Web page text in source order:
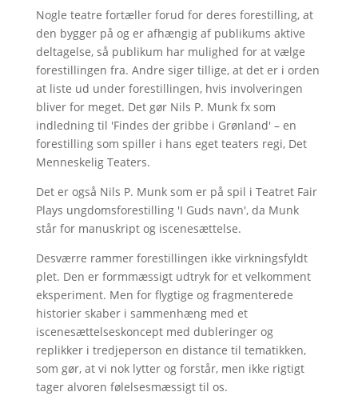
Nogle teatre fortæller forud for deres forestilling, at
den bygger på og er afhængig af publikums aktive
deltagelse, så publikum har mulighed for at vælge
forestillingen fra. Andre siger tillige, at det er i orden
at liste ud under forestillingen, hvis involveringen
bliver for meget. Det gør Nils P. Munk fx som
indledning til 'Findes der gribbe i Grønland' – en
forestilling som spiller i hans eget teaters regi, Det
Menneskelig Teaters.
Det er også Nils P. Munk som er på spil i Teatret Fair
Plays ungdomsforestilling 'I Guds navn', da Munk
står for manuskript og iscenesættelse.
Desværre rammer forestillingen ikke virkningsfyldt
plet. Den er formmæssigt udtryk for et velkomment
eksperiment. Men for flygtige og fragmenterede
historier skaber i sammenhæng med et
iscenesættelseskoncept med dubleringer og
replikker i tredjeperson en distance til tematikken,
som gør, at vi nok lytter og forstår, men ikke rigtigt
tager alvoren følelsesmæssigt til os.